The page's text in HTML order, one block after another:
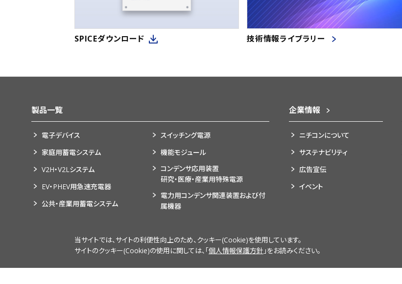
SPICEダウンロード 技術情報ライブラリー
製品一覧
電子デバイス
家庭用蓄電システム
V2H・V2Lシステム
EV・PHEV用急速充電器
公共・産業用蓄電システム
スイッチング電源
機能モジュール
コンデンサ応用装置
研究・医療・産業用特殊電源
電力用コンデンサ関連装置および付
属機器
企業情報
ニチコンについて
サステナビリティ
広告宣伝
イベント
当サイトでは、サイトの利便性向上のため、クッキー(Cookie)を使用しています。
サイトのクッキー(Cookie)の使用に関しては、「個人情報保護方針 」をお読みください。